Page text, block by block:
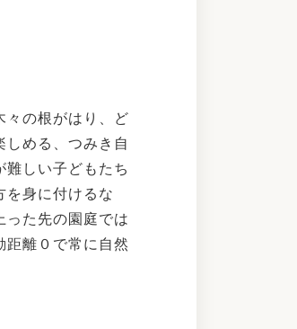
々の根がはり、ど
しめる、つみき自
難しい子どもたち
を身に付けるな
った先の園庭では
距離０で常に自然